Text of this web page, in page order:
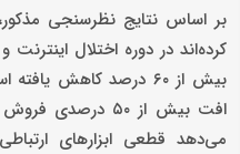
کرده‌اند در دوره اختلال
افت بیش از ۵۰
می‌دهد قطعی ابزارهای